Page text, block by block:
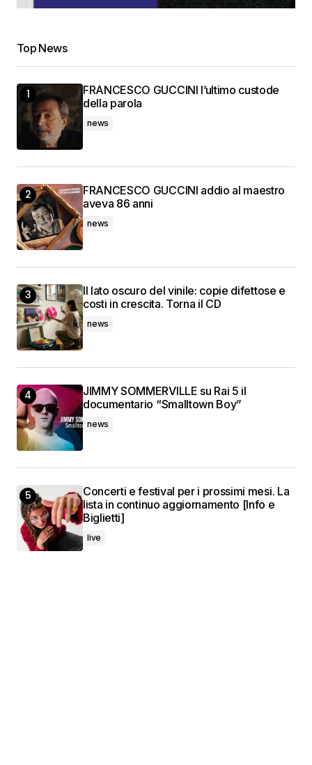
Top News
FRANCESCO GUCCINI l’ultimo custode
della parola
news
FRANCESCO GUCCINI addio al maestro
aveva 86 anni
news
Il lato oscuro del vinile: copie difettose e
costi in crescita. Torna il CD
news
JIMMY SOMMERVILLE su Rai 5 il
documentario “Smalltown Boy”
news
Concerti e festival per i prossimi mesi. La
lista in continuo aggiornamento [Info e
Biglietti]
live